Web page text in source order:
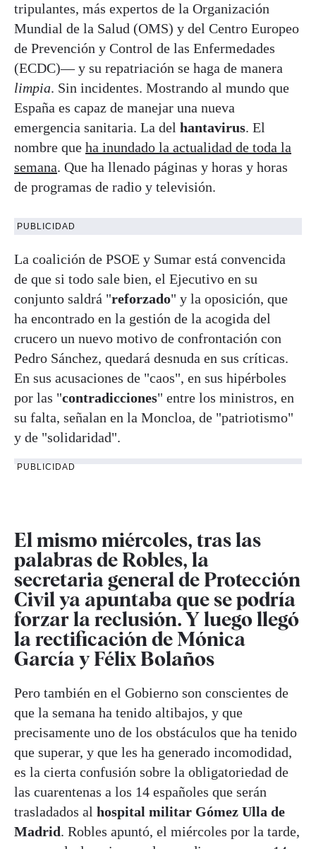
tripulantes, más expertos de la Organización
Mundial de la Salud (OMS) y del Centro Europeo
de Prevención y Control de las Enfermedades
(ECDC)— y su repatriación se haga de manera
limpia. Sin incidentes. Mostrando al mundo que
España es capaz de manejar una nueva
emergencia sanitaria. La del hantavirus. El
nombre que ha inundado la actualidad de toda la
semana. Que ha llenado páginas y horas y horas
de programas de radio y televisión.
PUBLICIDAD
La coalición de PSOE y Sumar está convencida
de que si todo sale bien, el Ejecutivo en su
conjunto saldrá "reforzado" y la oposición, que
ha encontrado en la gestión de la acogida del
crucero un nuevo motivo de confrontación con
Pedro Sánchez, quedará desnuda en sus críticas.
En sus acusaciones de "caos", en sus hipérboles
por las "contradicciones" entre los ministros, en
su falta, señalan en la Moncloa, de "patriotismo"
y de "solidaridad".
PUBLICIDAD
El mismo miércoles, tras las
palabras de Robles, la
secretaria general de Protección
Civil ya apuntaba que se podría
forzar la reclusión. Y luego llegó
la rectificación de Mónica
García y Félix Bolaños
Pero también en el Gobierno son conscientes de
que la semana ha tenido altibajos, y que
precisamente uno de los obstáculos que ha tenido
que superar, y que les ha generado incomodidad,
es la cierta confusión sobre la obligatoriedad de
las cuarentenas a los 14 españoles que serán
trasladados al hospital militar Gómez Ulla de
Madrid. Robles apuntó, el miércoles por la tarde,